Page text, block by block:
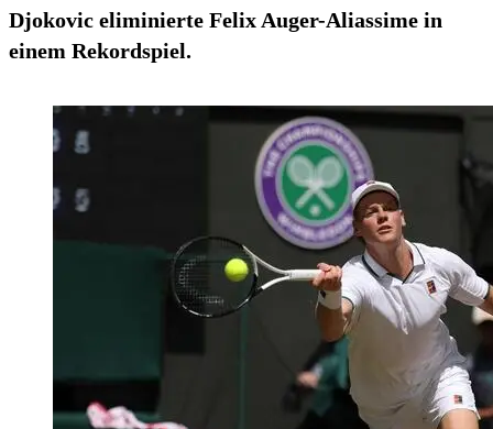
Djokovic eliminierte Felix Auger-Aliassime in
einem Rekordspiel.